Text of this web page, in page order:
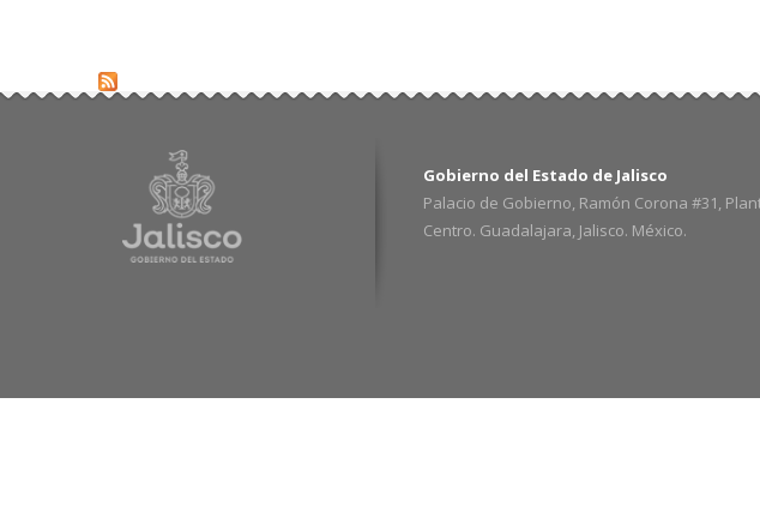
Gobierno del Estado de Jalisco
Palacio de Gobierno, Ramón Corona #31,
Centro. Guadalajara, Jalisco. México.